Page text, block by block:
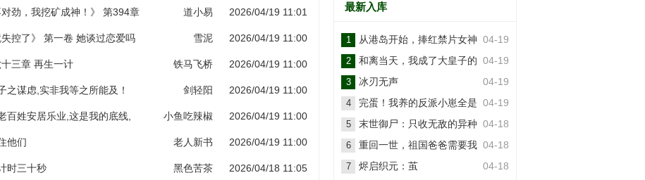
对劲，我挖矿成神！》 第394章
战图录（第六更！）
道小易 2026/04/19 11:01
失控了》 第一卷 她谈过恋爱吗 雪泥 2026/04/19 11:00
三章 再生一计 铁马飞桥 2026/04/19 11:00
之谋虑,实非我等之所能及！ 剑轻阳 2026/04/19 11:00
百姓安居乐业,这是我的底线,
小鱼吃辣椒 2026/04/19 11:00
他们 老人新书 2026/04/19 11:00
时三十秒 黑色苦茶 2026/04/18 11:05
最新入库
1 04-19
从港岛开始，捧红禁片女神
2 04-19
和离当天，我成了大皇子的
掌上娇
3 04-19
冰刃无声
4 04-19
完蛋！我养的反派小崽全是
大佬
5 04-18
末世御尸：只收无敌的异种
丧尸
6 04-18
重回一世，祖国爸爸需要我
7 04-18
烬启织元：茧